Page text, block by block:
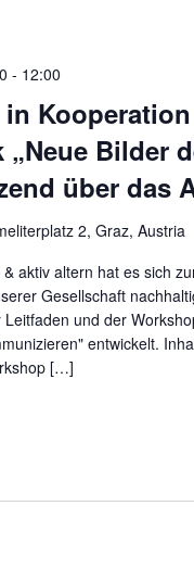
„Neue Bilder
über das
- 12:00
2, Graz, Austria
aktiv altern hat es sich
Gesellschaft
und der
entwickelt.
[…]